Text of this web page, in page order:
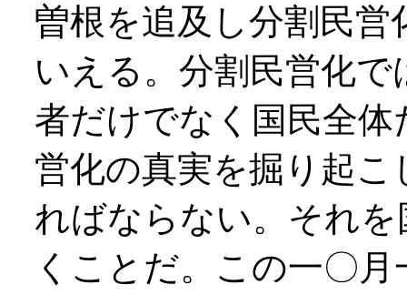
曽根を追及し分割民
いえる。分割民営化
者だけでなく国民全
営化の真実を掘り起
ればならない。それ
くことだ。この一〇